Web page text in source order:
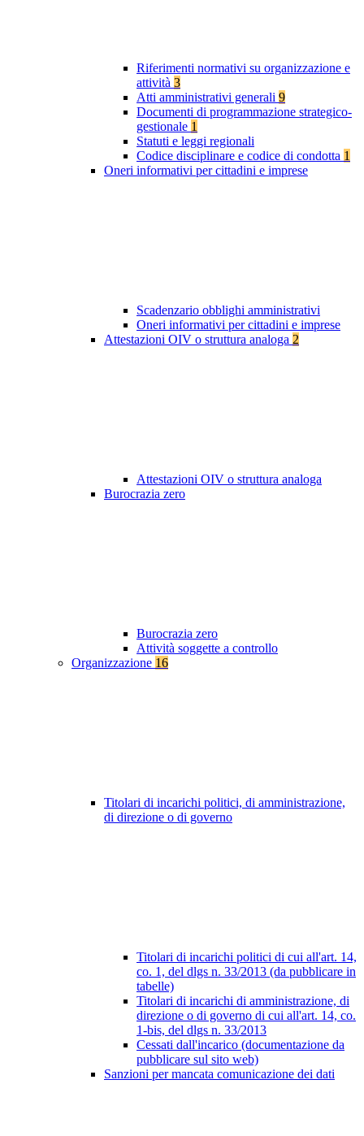
Riferimenti normativi su organizzazione e
attività 3
Atti amministrativi generali 9
Documenti di programmazione strategico-
gestionale 1
Statuti e leggi regionali
Codice disciplinare e codice di condotta 1
Oneri informativi per cittadini e imprese
Scadenzario obblighi amministrativi
Oneri informativi per cittadini e imprese
Attestazioni OIV o struttura analoga 2
Attestazioni OIV o struttura analoga
Burocrazia zero
Burocrazia zero
Attività soggette a controllo
Organizzazione 16
Titolari di incarichi politici, di amministrazione,
di direzione o di governo
Titolari di incarichi politici di cui all'art. 14,
co. 1, del dlgs n. 33/2013 (da pubblicare in
tabelle)
Titolari di incarichi di amministrazione, di
direzione o di governo di cui all'art. 14, co.
1-bis, del dlgs n. 33/2013
Cessati dall'incarico (documentazione da
pubblicare sul sito web)
Sanzioni per mancata comunicazione dei dati